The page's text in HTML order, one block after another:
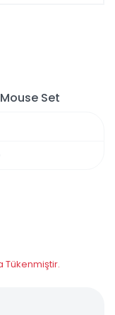
Set
Tükenmiştir.